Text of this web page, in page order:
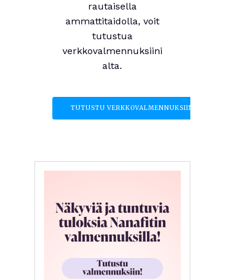
rautaisella
ammattitaidolla, voit
tutustua
verkkovalmennuksiini
alta.
TUTUSTU VERKKOVALMENNUKSIIN